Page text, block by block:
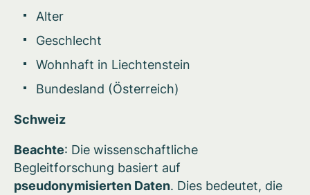
Alter
Geschlecht
Wohnhaft in Liechtenstein
Bundesland (Österreich)
Schweiz
Beachte: Die wissenschaftliche
Begleitforschung basiert auf
pseudonymisierten Daten. Dies bedeutet, die